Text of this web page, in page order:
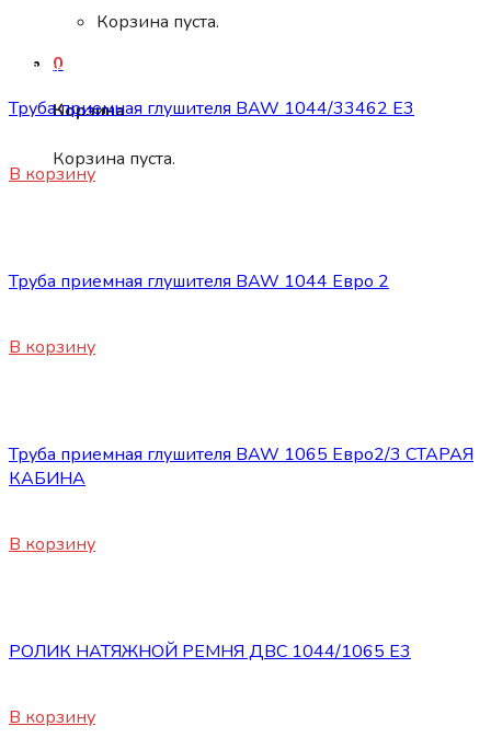
Корзина пуста.
0
Корзина
Корзина пуста.
Запасные части BAW 1044/1065
Труба приемная глушителя BAW 1044/33462 E3
4200₽
В корзину
Труба приемная глушителя BAW 1044 Евро 2
В корзину
Труба приемная глушителя BAW 1065 Евро2/3 СТАРАЯ
КАБИНА
В корзину
РОЛИК НАТЯЖНОЙ РЕМНЯ ДВС 1044/1065 Е3
В корзину